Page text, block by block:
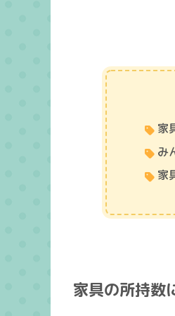
家
み
家
家具の所持数